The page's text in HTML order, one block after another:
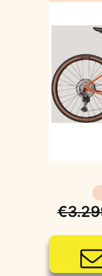
€
Il
prezzo
Il
prezzo